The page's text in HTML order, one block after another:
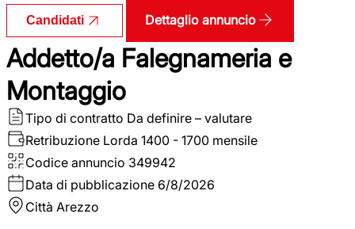
Candidati Dettaglio annuncio
Addetto/a Falegnameria e
Montaggio
Tipo di contratto Da definire – valutare
Retribuzione Lorda 1400 - 1700 mensile
Codice annuncio 349942
Data di pubblicazione 6/8/2026
Città Arezzo